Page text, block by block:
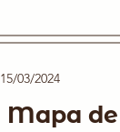
15/03/2024
Mapa